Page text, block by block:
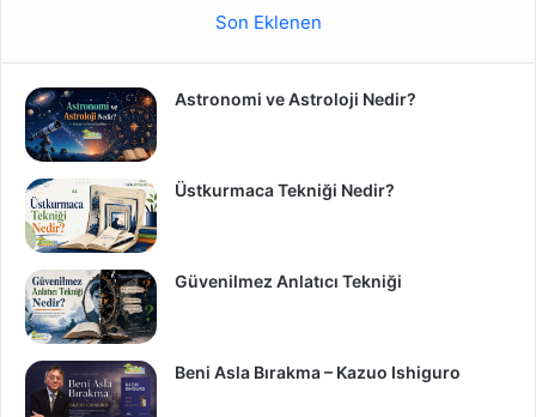
Son Eklenen
Astronomi ve Astroloji Nedir?
Üstkurmaca Tekniği Nedir?
Güvenilmez Anlatıcı Tekniği
Beni Asla Bırakma – Kazuo Ishiguro